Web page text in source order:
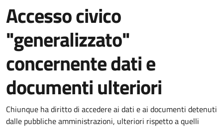
Accesso civico
"generalizzato"
concernente dati e
documenti ulteriori
Dettaglio Amministrazione Trasparente
Chiunque ha diritto di accedere ai dati e ai documenti detenuti
dalle pubbliche amministrazioni, ulteriori rispetto a quelli